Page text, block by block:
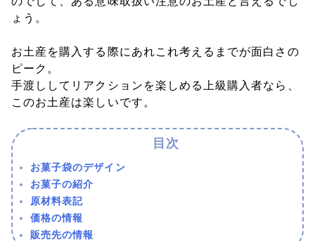
ょう。
お土産を購入する際にあれこれ考えるまでが面白さの
ピーク。
手渡ししてリアクションを楽しめる上級購入者なら、
このお土産は楽しいです。
お菓子袋のデザイン
お菓子の紹介
原材料表記
価格の情報
販売先の情報